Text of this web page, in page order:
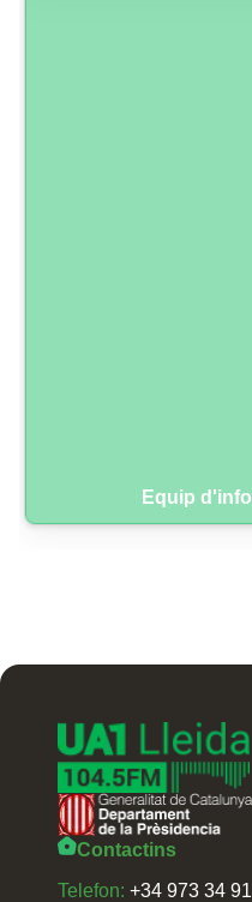
Equip
Contactins
Telefon: +34 973 34